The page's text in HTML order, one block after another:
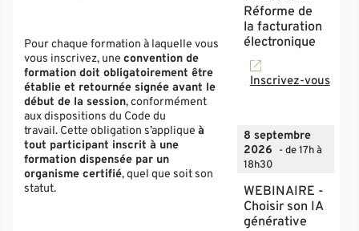
Pour chaque formation à laquelle vous
vous inscrivez, uneconvention de
formation doit obligatoirement être
établie et retournée signée avant le
début de la session, conformément
aux dispositions du Code du
travail. Cette obligation s’appliqueà
tout participant inscrit à une
formation dispensée par un
organisme certifié, quel que soit son
statut.
Réforme de
la facturation
électronique
Inscrivez-vous
8 septembre
2026
- de 17h à
18h30
WEBINAIRE -
Choisir son IA
générative